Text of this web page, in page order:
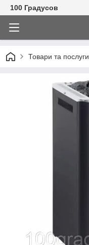
100 Градусов
Товари та послуги